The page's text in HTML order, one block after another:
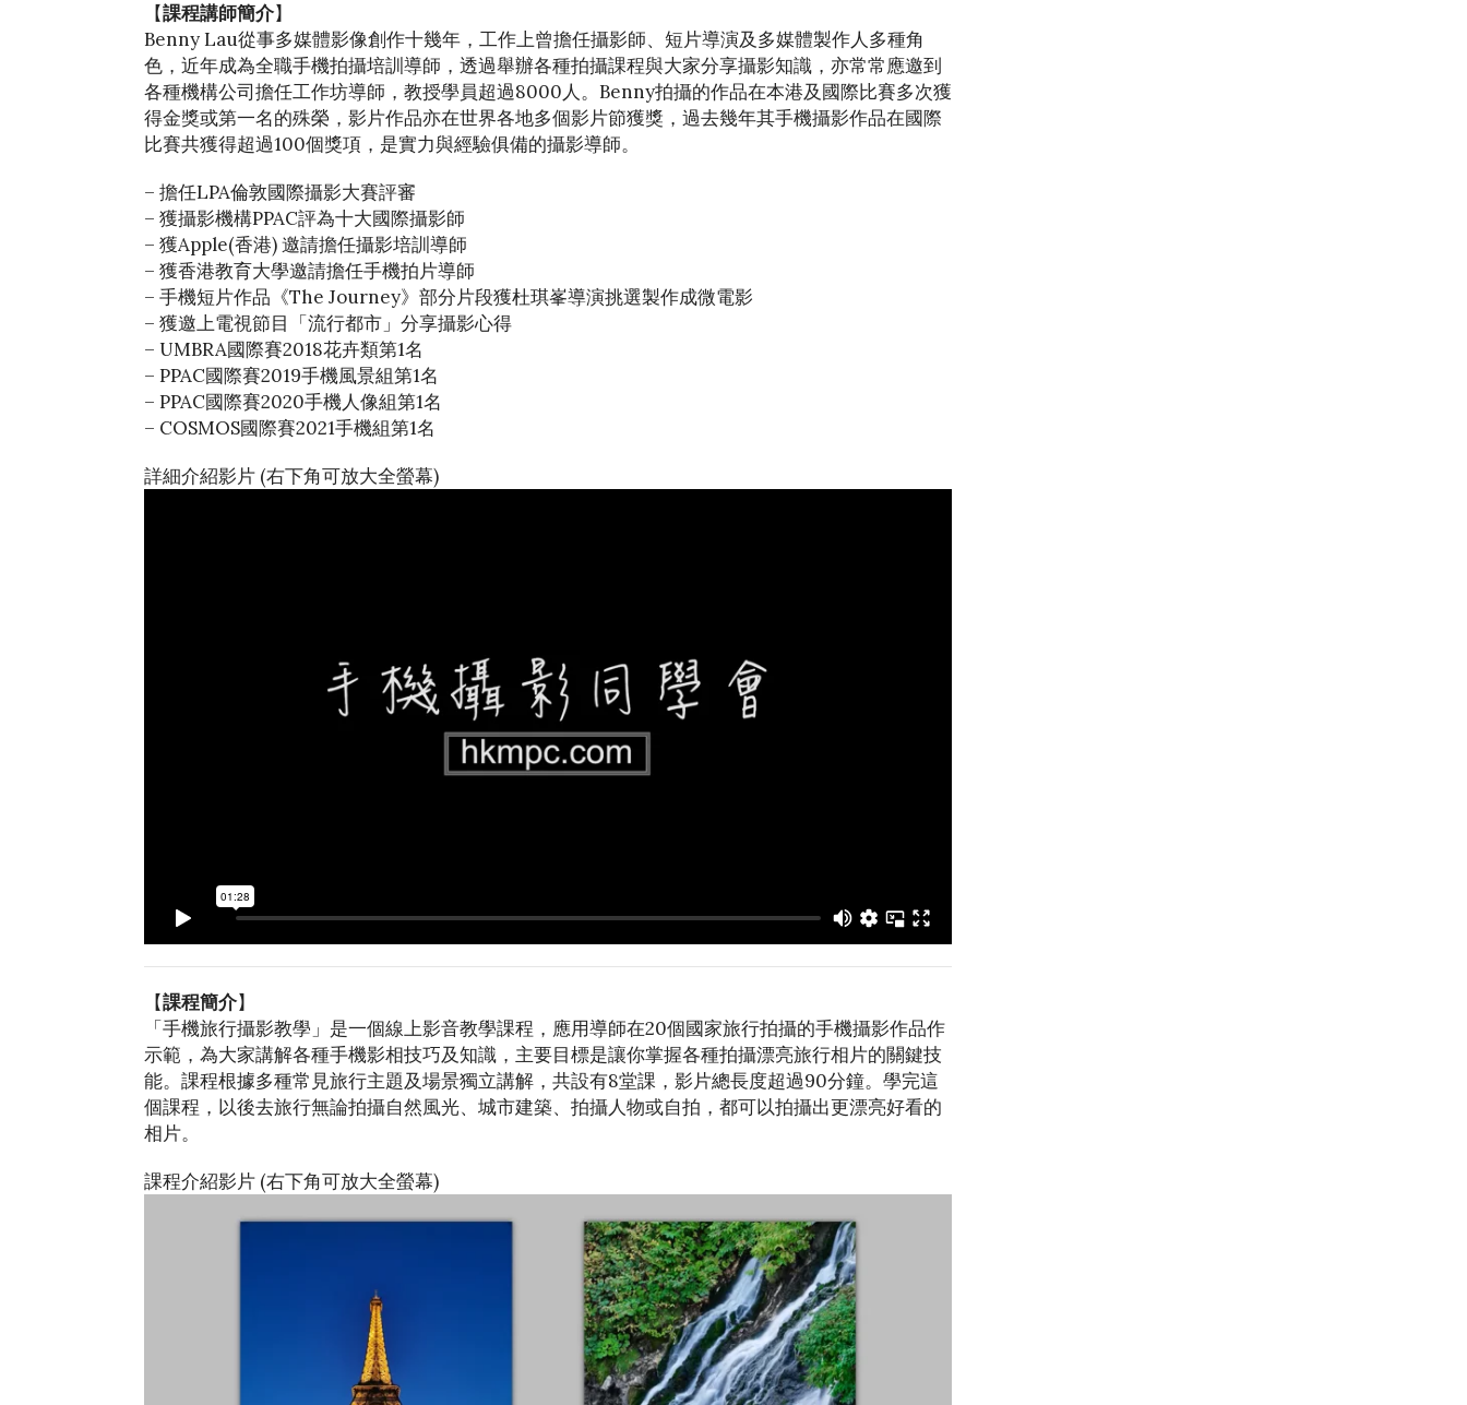
【課程講師簡介】
Benny Lau從事多媒體影像創作十幾年，工作上曾擔任攝影師、短片導演及多媒體製作人多種角
色，近年成為全職手機拍攝培訓導師，透過舉辦各種拍攝課程與大家分享攝影知識，亦常常應邀到
各種機構公司擔任工作坊導師，教授學員超過8000人。Benny拍攝的作品在本港及國際比賽多次獲
得金獎或第一名的殊榮，影片作品亦在世界各地多個影片節獲獎，過去幾年其手機攝影作品在國際
比賽共獲得超過100個獎項，是實力與經驗俱備的攝影導師。
– 擔任LPA倫敦國際攝影大賽評審
– 獲攝影機構PPAC評為十大國際攝影師
– 獲Apple(香港) 邀請擔任攝影培訓導師
– 獲香港教育大學邀請擔任手機拍片導師
– 手機短片作品《The Journey》部分片段獲杜琪峯導演挑選製作成微電影
– 獲邀上電視節目「流行都市」分享攝影心得
– UMBRA國際賽2018花卉類第1名
– PPAC國際賽2019手機風景組第1名
– PPAC國際賽2020手機人像組第1名
– COSMOS國際賽2021手機組第1名
詳細介紹影片 (右下角可放大全螢幕)
【課程簡介】
「手機旅行攝影教學」是一個線上影音教學課程，應用導師在20個國家旅行拍攝的手機攝影作品作
示範，為大家講解各種手機影相技巧及知識，主要目標是讓你掌握各種拍攝漂亮旅行相片的關鍵技
能。課程根據多種常見旅行主題及場景獨立講解，共設有8堂課，影片總長度超過90分鐘。學完這
個課程，以後去旅行無論拍攝自然風光、城市建築、拍攝人物或自拍，都可以拍攝出更漂亮好看的
相片。
課程介紹影片 (右下角可放大全螢幕)